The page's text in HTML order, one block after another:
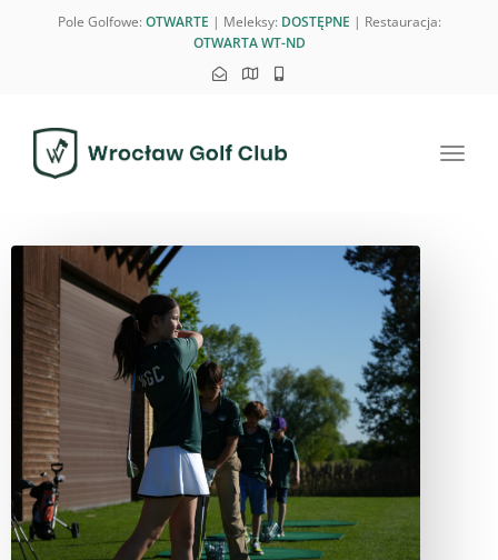
Pole Golfowe: OTWARTE | Meleksy: DOSTĘPNE | Restauracja:
OTWARTA WT-ND